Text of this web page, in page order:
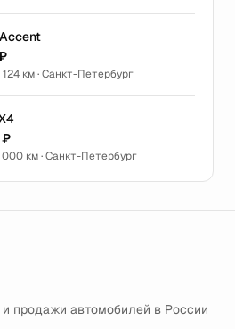
124 км · Санкт-Петербург
₽
000 км · Санкт-Петербург
продажи автомобилей в России